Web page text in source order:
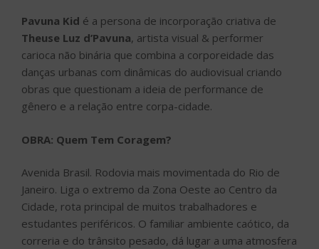
Pavuna Kid é a persona de incorporação criativa de
Theuse Luz d’Pavuna, artista visual & performer
carioca não binária que combina a corporeidade das
danças urbanas com dinâmicas do audiovisual criando
obras que questionam a ideia de performance de
gênero e a relação entre corpa-cidade.
OBRA: Quem Tem Coragem?
Avenida Brasil. Rodovia mais movimentada do Rio de
Janeiro. Liga o extremo da Zona Oeste ao Centro da
Cidade, rota principal de muitos trabalhadores e
estudantes periféricos. O familiar ambiente caótico, da
correria e do trânsito pesado, dá lugar a uma atmosfera